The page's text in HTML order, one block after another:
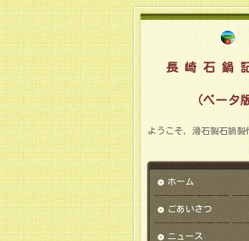
長 崎 石 鍋
（ベータ
ようこそ，滑石製石鍋製
ホーム
ごあいさつ
ニュース